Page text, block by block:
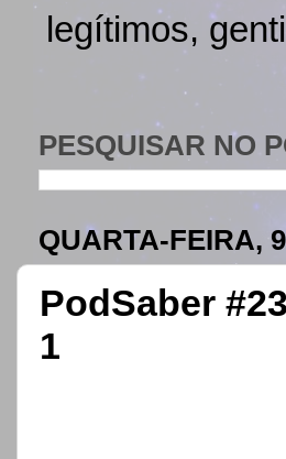
legítimos,
PESQUISAR NO
QUARTA-FEIRA,
PodSaber
1